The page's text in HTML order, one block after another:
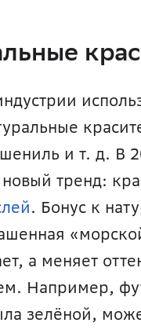
и т. д. В
тренд:
. Бонус к
а меняет
Например,
зелёной,